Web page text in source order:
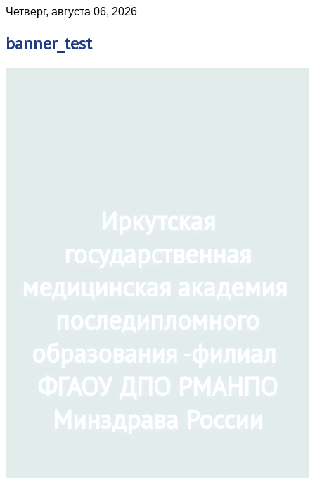
Четверг, августа 06, 2026
banner_test
Иркутская
государственная
медицинская академия
последипломного
образования -филиал
ФГАОУ ДПО РМАНПО
Минздрава России